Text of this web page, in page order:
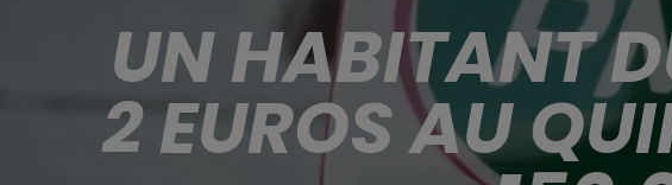
UN HABITANT
2 EUROS AU